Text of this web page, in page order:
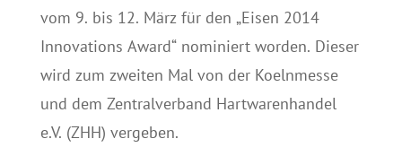
vom 9. bis 12. März für den „Eisen 2014
Innovations Award“ nominiert worden. Dieser
wird zum zweiten Mal von der Koelnmesse
und dem Zentralverband Hartwarenhandel
e.V. (ZHH) vergeben.